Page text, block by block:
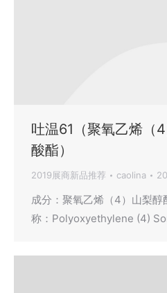
吐温61（聚氧乙烯（
酸酯）
2019展商新品推荐 caolina
成分：聚氧乙烯（4）山梨醇
称：Polyoxyethylene (4)